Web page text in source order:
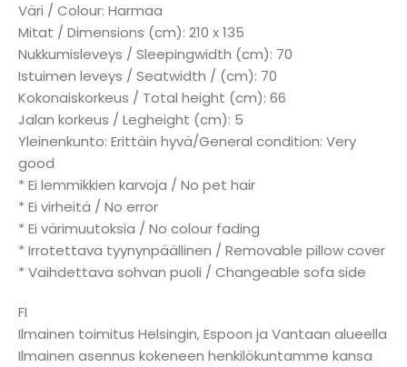
Väri / Colour: Harmaa
Mitat / Dimensions (cm): 210 x 135
Nukkumisleveys / Sleepingwidth (cm): 70
Istuimen leveys / Seatwidth / (cm): 70
Kokonaiskorkeus / Total height (cm): 66
Jalan korkeus / Legheight (cm): 5
Yleinenkunto: Erittäin hyvä/General condition: Very
good
* Ei lemmikkien karvoja / No pet hair
* Ei virheitä / No error
* Ei värimuutoksia / No colour fading
* Irrotettava tyynynpäällinen / Removable pillow cover
* Vaihdettava sohvan puoli / Changeable sofa side
FI
Ilmainen toimitus Helsingin, Espoon ja Vantaan alueella
Ilmainen asennus kokeneen henkilökuntamme kansa